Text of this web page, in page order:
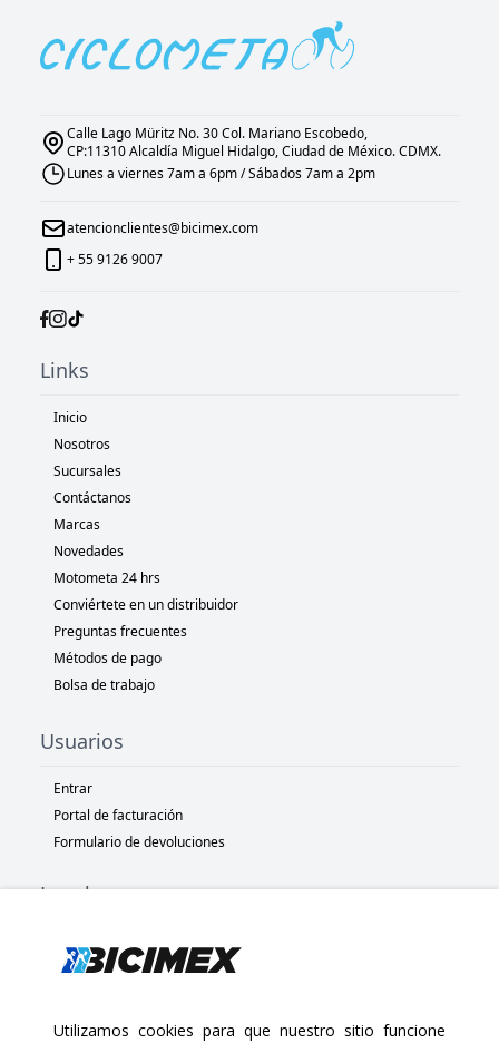
Calle Lago Müritz No. 30 Col. Mariano Escobedo,
CP:11310 Alcaldía Miguel Hidalgo, Ciudad de México. CDMX.
Lunes a viernes 7am a 6pm / Sábados 7am a 2pm
atencionclientes@bicimex.com
+ 55 9126 9007
Links
Inicio
Nosotros
Sucursales
Contáctanos
Marcas
Novedades
Motometa 24 hrs
Conviértete en un distribuidor
Preguntas frecuentes
Métodos de pago
Bolsa de trabajo
Usuarios
Entrar
Portal de facturación
Formulario de devoluciones
Legal
Políticas de privacidad
Políticas de devolución
Utilizamos cookies para que nuestro sitio funcione